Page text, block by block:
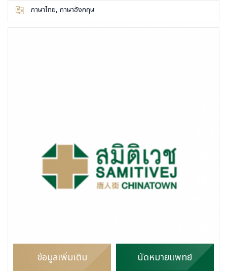
ภาษาไทย, ภาษาอังกฤษ
ข้อมูลเพิ่มเติม นัดหมายแพทย์